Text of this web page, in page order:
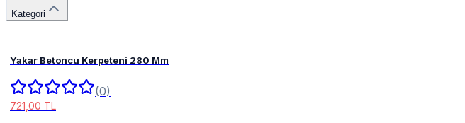
Kategori
Yakar Betoncu Kerpeteni 280 Mm
(0)
721,00 TL